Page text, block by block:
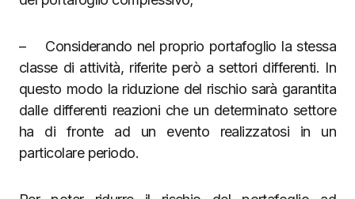
– Considerando nel proprio portafoglio la stessa
classe di attività, riferite però a settori differenti. In
questo modo la riduzione del rischio sarà garantita
dalle differenti reazioni che un determinato settore
ha di fronte ad un evento realizzatosi in un
particolare periodo.